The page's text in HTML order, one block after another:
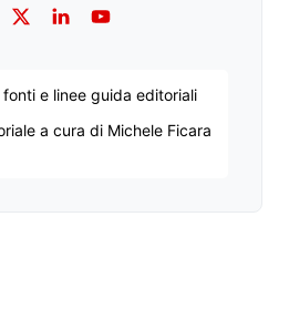
TwitterLinkedInYouTube
e linee guida editoriali
a cura di Michele Ficara